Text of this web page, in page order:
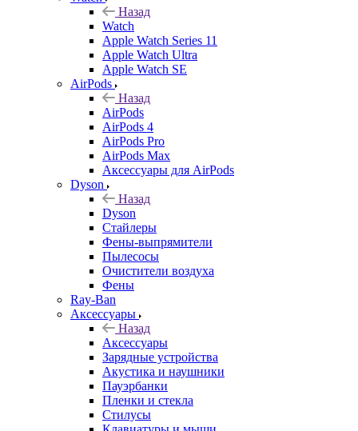
Назад
Watch
Apple Watch Series 11
Apple Watch Ultra
Apple Watch SE
AirPods
Назад
AirPods
AirPods 4
AirPods Pro
AirPods Max
Аксессуары для AirPods
Dyson
Назад
Dyson
Стайлеры
Фены-выпрямители
Пылесосы
Очистители воздуха
Фены
Ray-Ban
Аксессуары
Назад
Аксессуары
Зарядные устройства
Акустика и наушники
Пауэрбанки
Пленки и стекла
Стилусы